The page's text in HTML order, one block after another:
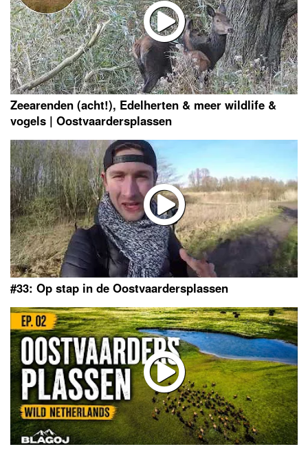
Zeearenden (acht!), Edelherten & meer wildlife &
vogels | Oostvaardersplassen
#33: Op stap in de Oostvaardersplassen